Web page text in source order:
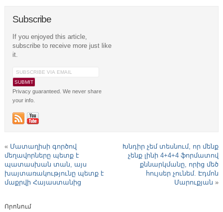
Subscribe
If you enjoyed this article,
subscribe to receive more just like
it.
Privacy guaranteed. We never share
your info.
« Մատաղիսի գործով
մեղավորները պետք է
պատասխան տան, այս
խայտառակությունը պետք է
մաքրվի Հայաստանից
Խնդիր չեմ տեսնում, որ մենք
չենք լինի 4+4+4 ֆորմատով
քննարկմանը, որից մեծ
հույսեր չունեմ. Էդմոն
Մարուքյան »
Որոնում